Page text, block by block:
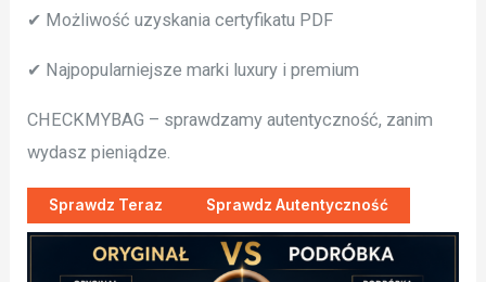
✔ Możliwość uzyskania certyfikatu PDF
✔ Najpopularniejsze marki luxury i premium
CHECKMYBAG – sprawdzamy autentyczność, zanim
wydasz pieniądze.
Sprawdz Teraz Sprawdz Autentyczność